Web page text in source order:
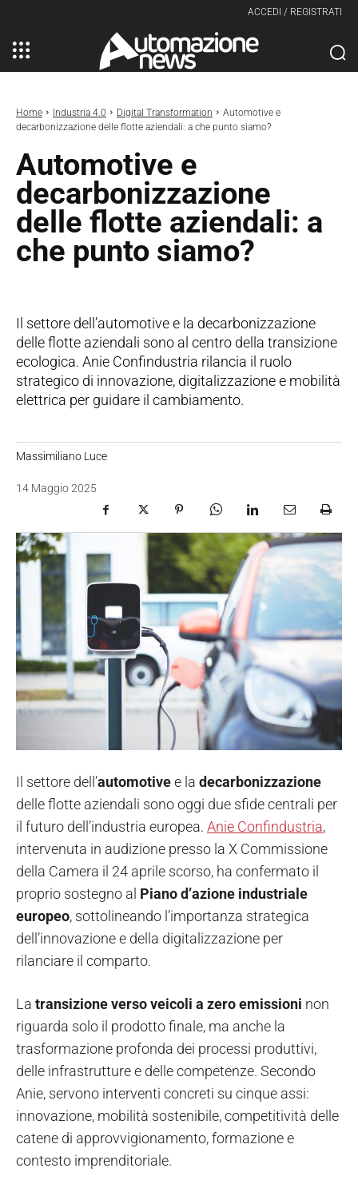
ACCEDI / REGISTRATI
Home Industria 4.0 Digital Transformation
Automotive e
decarbonizzazione delle flotte aziendali: a che punto siamo?
Automotive e
decarbonizzazione
delle flotte aziendali: a
che punto siamo?
Il settore dell’automotive e la decarbonizzazione
delle flotte aziendali sono al centro della transizione
ecologica. Anie Confindustria rilancia il ruolo
strategico di innovazione, digitalizzazione e mobilità
elettrica per guidare il cambiamento.
Massimiliano Luce
14 Maggio 2025
Il settore dell’automotivee la decarbonizzazione
delle flotte aziendali sono oggi due sfide centrali per
il futuro dell’industria europea. Anie Confindustria,
intervenuta in audizione presso la X Commissione
della Camera il 24 aprile scorso, ha confermato il
proprio sostegno al Piano d’azione industriale
europeo, sottolineando l’importanza strategica
dell’innovazione e della digitalizzazione per
rilanciare il comparto.
La transizione verso veicoli a zero emissioni non
riguarda solo il prodotto finale, ma anche la
trasformazione profonda dei processi produttivi,
delle infrastrutture e delle competenze. Secondo
Anie, servono interventi concreti su cinque assi:
innovazione, mobilità sostenibile, competitività delle
catene di approvvigionamento, formazione e
contesto imprenditoriale.